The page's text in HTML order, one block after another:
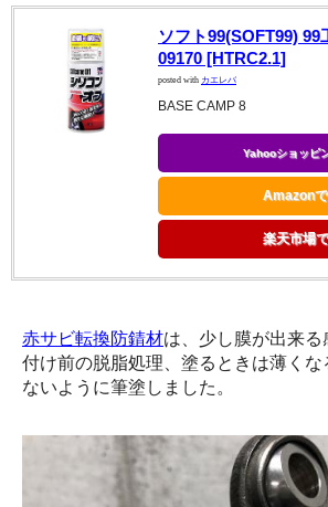
ソフト99(SOFT99) 99
09170 [HTRC2.1]
posted with カエレバ
BASE CAMP 8
Yahooショッピ
Amazon
楽天市場
赤サビ転換防錆材は、少し膜が出来る
付け前の脱脂処理、塗るときは薄く
ないように筆塗しました。